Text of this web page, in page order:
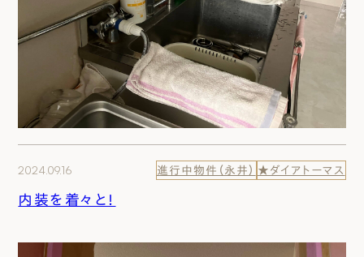
2024.09.16 進行中物件（永井） ★ダイアトーマス
内装を着々と！